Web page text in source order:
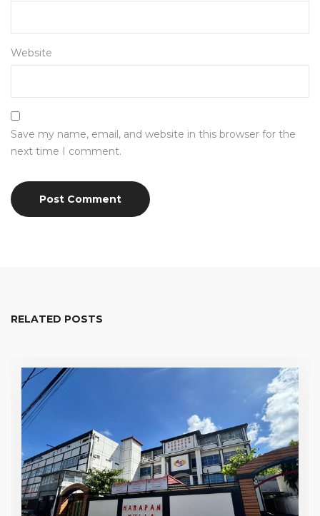
Website
Save my name, email, and website in this browser for the
next time I comment.
RELATED POSTS